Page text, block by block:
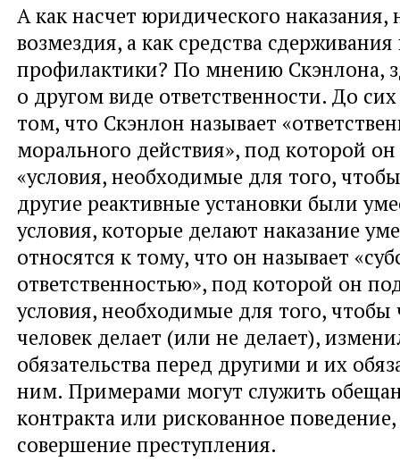
А как насчет юридического наказания,
возмездия, а как средства сдерживания
профилактики? По мнению Скэнлона,
о другом виде ответственности. До
том, что Скэнлон называет
морального действия», под которой он
«условия, необходимые для того,
другие реактивные установки были
условия, которые делают наказание
относятся к тому, что он называет
ответственностью», под которой он
условия, необходимые для того, чтобы
человек делает (или не делает),
обязательства перед другими и их
ним. Примерами могут служить
контракта или рискованное
совершение преступления.